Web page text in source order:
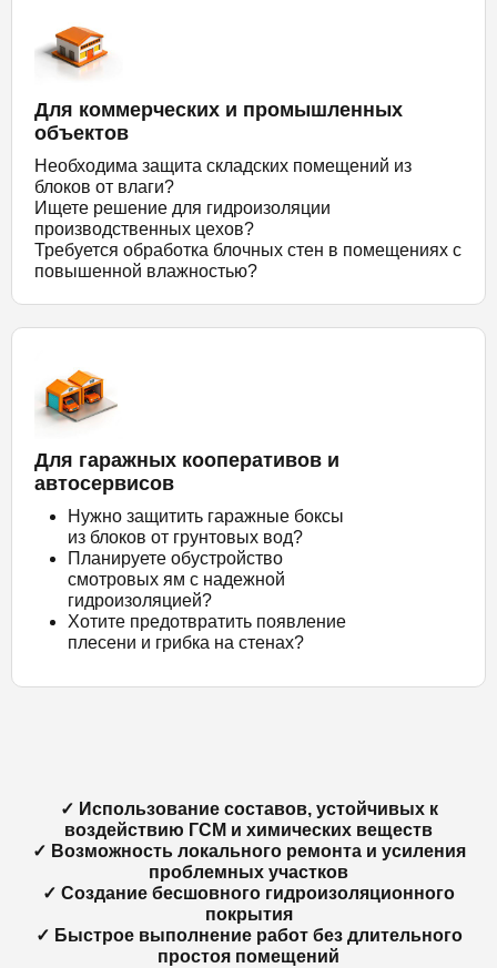
Для коммерческих и промышленных
объектов
Необходима защита складских помещений из
блоков от влаги?
Ищете решение для гидроизоляции
производственных цехов?
Требуется обработка блочных стен в помещениях с
повышенной влажностью?
Для гаражных кооперативов и
автосервисов
Нужно защитить гаражные боксы
из блоков от грунтовых вод?
Планируете обустройство
смотровых ям с надежной
гидроизоляцией?
Хотите предотвратить появление
плесени и грибка на стенах?
✓ Использование составов, устойчивых к
воздействию ГСМ и химических веществ
✓ Возможность локального ремонта и усиления
проблемных участков
✓ Создание бесшовного гидроизоляционного
покрытия
✓ Быстрое выполнение работ без длительного
простоя помещений